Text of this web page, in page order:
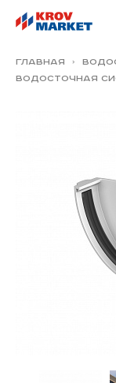
Главная
Водосточная